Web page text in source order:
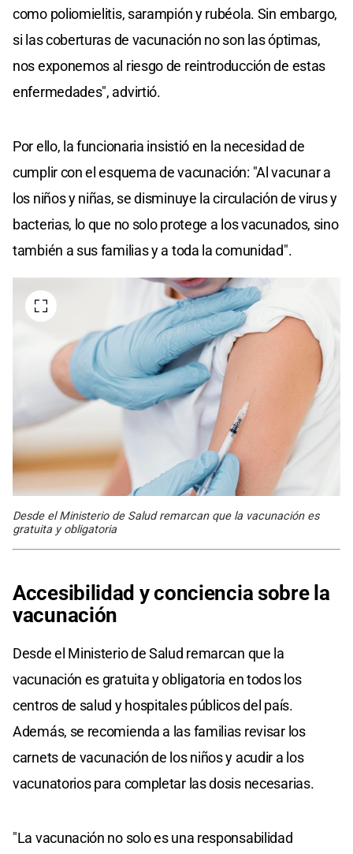
como poliomielitis, sarampión y rubéola. Sin embargo,
si las coberturas de vacunación no son las óptimas,
nos exponemos al riesgo de reintroducción de estas
enfermedades", advirtió.
Por ello, la funcionaria insistió en la necesidad de
cumplir con el esquema de vacunación: "Al vacunar a
los niños y niñas, se disminuye la circulación de virus y
bacterias, lo que no solo protege a los vacunados, sino
también a sus familias y a toda la comunidad".
Desde el Ministerio de Salud remarcan que la vacunación es
gratuita y obligatoria
Accesibilidad y conciencia sobre la
vacunación
Desde el Ministerio de Salud remarcan que la
vacunación es gratuita y obligatoria en todos los
centros de salud y hospitales públicos del país.
Además, se recomienda a las familias revisar los
carnets de vacunación de los niños y acudir a los
vacunatorios para completar las dosis necesarias.
"La vacunación no solo es una responsabilidad